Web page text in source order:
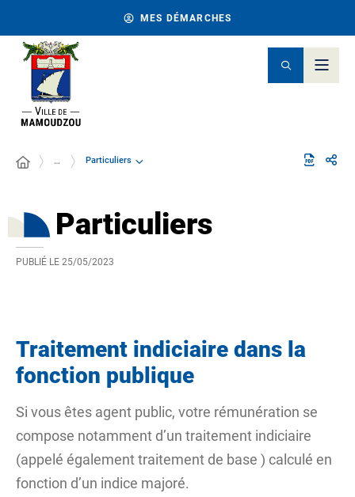
MES DÉMARCHES
… Particuliers
Particuliers
PUBLIÉ LE 25/05/2023
Traitement indiciaire dans la
fonction publique
Si vous êtes agent public, votre rémunération se
compose notamment d’un traitement indiciaire
(appelé égalementtraitement de base ) calculé en
fonction d’un indice majoré.